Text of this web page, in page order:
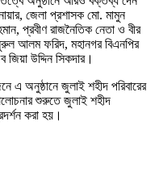
জেলা প্রশাসক মো. মামুন
প্রবীণ রাজনৈতিক নেতা ও বীর
আলম ফরিদ, মহানগর বিএনপির
উদ্দিন সিকদার।
এ অনুষ্ঠানে জুলাই শহীদ পরিবারের
শুরুতে জুলাই শহীদ
করা হয়।